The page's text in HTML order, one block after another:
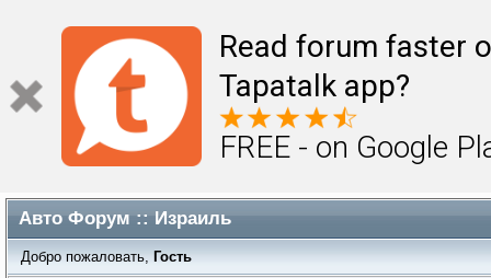
Read forum faster
Tapatalk app?
FREE - on Google
Авто Форум :: Израиль
Добро пожаловать, Гость